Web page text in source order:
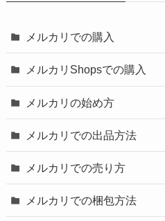
メルカリでの購入
メルカリShopsでの購入
メルカリの始め方
メルカリでの出品方法
メルカリでの売り方
メルカリでの梱包方法